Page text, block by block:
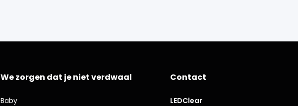
We zorgen dat je niet verdwaal
Baby
Contact
LEDClear